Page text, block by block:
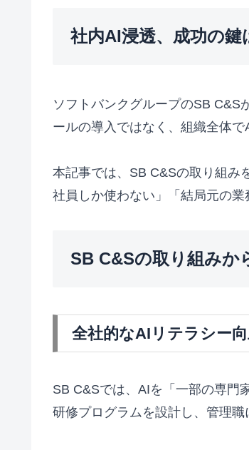
社内AI浸透、成功の
ソフトバンクグループのSB C&S
ールの導入ではなく、組織全体
本記事では、SB C&Sの取り組み
社員しか使わない」「結局元の
SB C&Sの取り組みか
全社的なAIリテラシー
SB C&Sでは、AIを「一部の専門
研修プログラムを設計し、管理